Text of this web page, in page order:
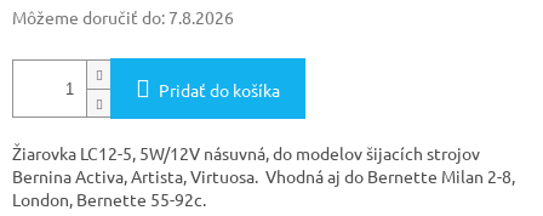
Môžeme doručiť do: 7.8.2026
Pridať do košíka
Žiarovka LC12-5, 5W/12V násuvná, do modelov šijacích strojov
Bernina Activa, Artista, Virtuosa. Vhodná aj do Bernette Milan 2-8,
London, Bernette 55-92c.